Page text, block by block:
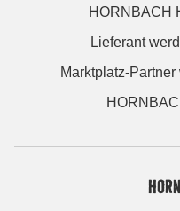
HORNBACH
Lieferant
Marktplatz-